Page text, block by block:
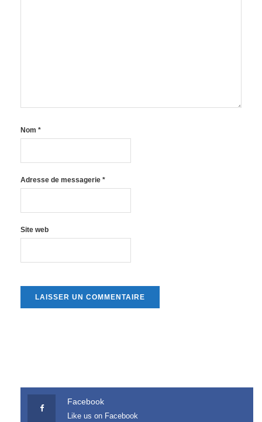
Nom *
Adresse de messagerie *
Site web
Facebook
Like us on Facebook